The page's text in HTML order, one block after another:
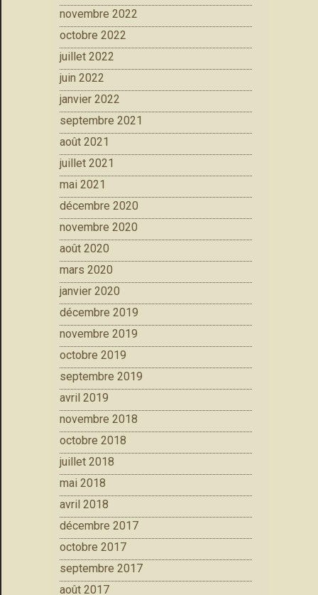
novembre 2022
octobre 2022
juillet 2022
juin 2022
janvier 2022
septembre 2021
août 2021
juillet 2021
mai 2021
décembre 2020
novembre 2020
août 2020
mars 2020
janvier 2020
décembre 2019
novembre 2019
octobre 2019
septembre 2019
avril 2019
novembre 2018
octobre 2018
juillet 2018
mai 2018
avril 2018
décembre 2017
octobre 2017
septembre 2017
août 2017